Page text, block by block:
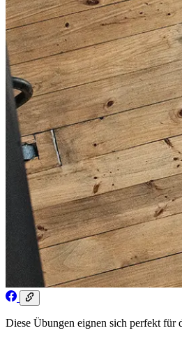
Diese Übungen eignen sich perfekt für